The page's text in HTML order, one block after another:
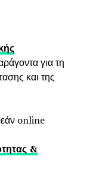
για τη
και της
online
&